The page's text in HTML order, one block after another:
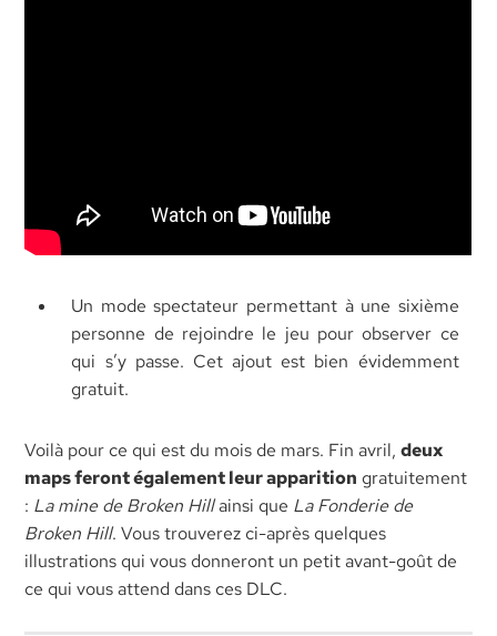
Un mode spectateur permettant à une sixième
personne de rejoindre le jeu pour observer ce
qui s’y passe. Cet ajout est bien évidemment
gratuit.
Voilà pour ce qui est du mois de mars. Fin avril,deux
maps feront également leur apparition gratuitement
: La mine de Broken Hillainsi que La Fonderie de
Broken Hill. Vous trouverez ci-après quelques
illustrations qui vous donneront un petit avant-goût de
ce qui vous attend dans ces DLC.